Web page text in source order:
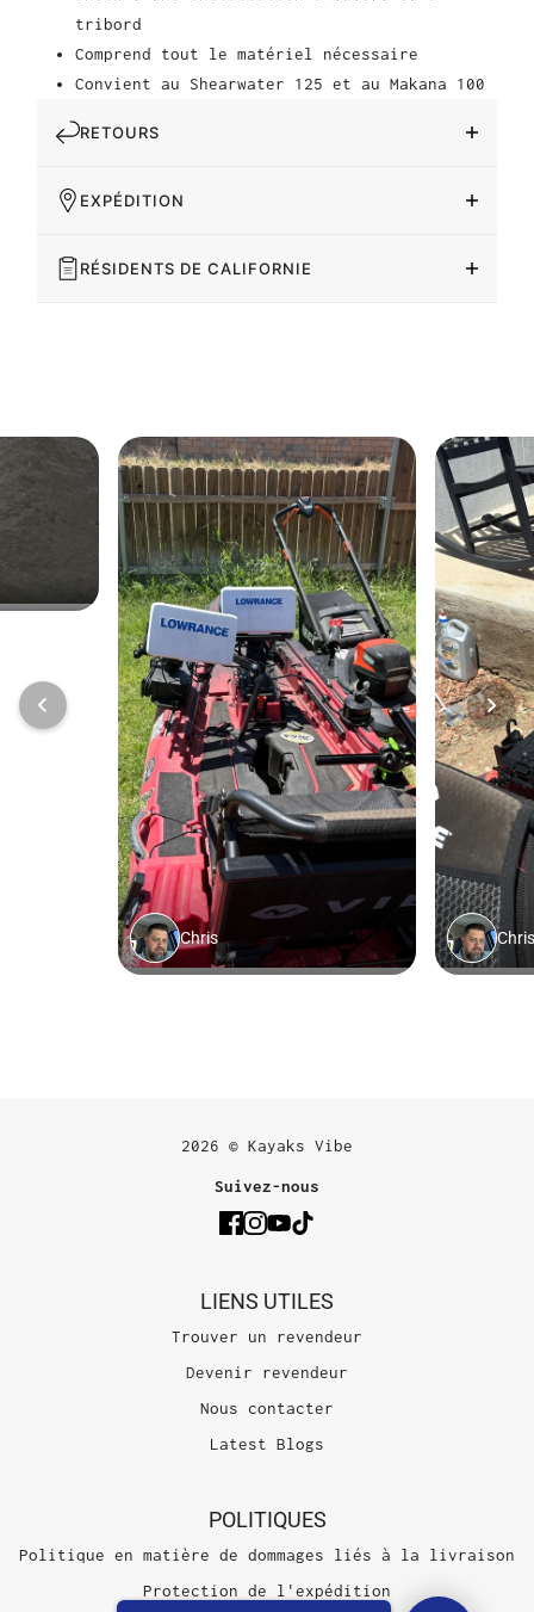
tribord
Comprend tout le matériel nécessaire
Convient au Shearwater 125 et au Makana 100
RETOURS
EXPÉDITION
RÉSIDENTS DE CALIFORNIE
2026 © Kayaks Vibe
Suivez-nous
LIENS UTILES
Trouver un revendeur
Devenir revendeur
Nous contacter
Latest Blogs
POLITIQUES
Politique en matière de dommages liés à la livraison
Protection de l'expédition